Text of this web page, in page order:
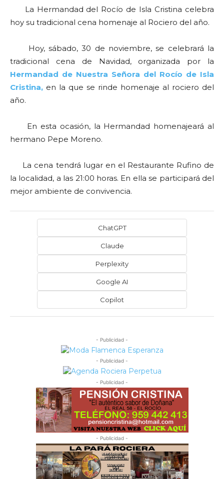
La Hermandad del Rocío de Isla Cristina celebra
hoy su tradicional cena homenaje al Rociero del año.
Hoy, sábado, 30 de noviembre, se celebrará la
tradicional cena de Navidad, organizada por la
Hermandad de Nuestra Señora del Rocío de Isla
Cristina, en la que se rinde homenaje al rociero del
año.
En esta ocasión, la Hermandad homenajeará al
hermano Pepe Moreno.
La cena tendrá lugar en el Restaurante Rufino de
la localidad, a las 21:00 horas. En ella se participará del
mejor ambiente de convivencia.
ChatGPT
Claude
Perplexity
Google AI
Copilot
- Publicidad -
- Publicidad -
- Publicidad -
- Publicidad -